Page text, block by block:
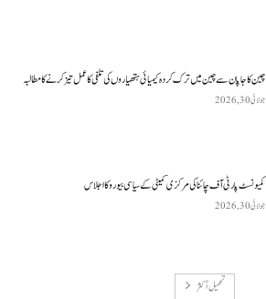
چین کا جاپان سے چین میں ترک کردہ کیمیائی ہتھیاروں کی تلفی کا عمل تیز کرنے کا مطالبہ
جولائی 30, 2026
کمیونسٹ پارٹی آف چائنا کی مرکزی کمیٹی کے سیاسی بیورو کا اجلاس
جولائی 30, 2026
تحميل أكثر